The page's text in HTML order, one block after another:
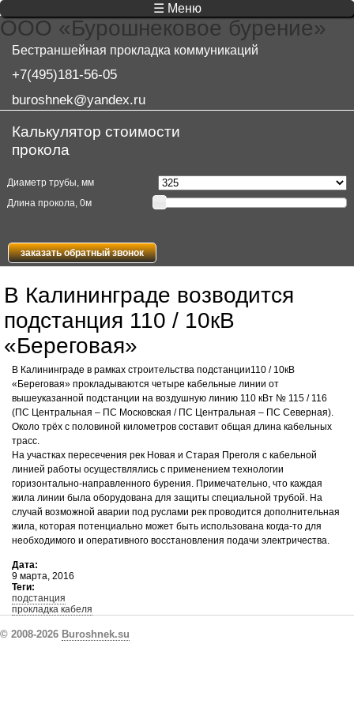
ООО «Бурошнековое бурение»
Бестраншейная прокладка коммуникаций
+7(495)181-56-05
buroshnek@yandex.ru
☰ Меню
Калькулятор стоимости
прокола
Диаметр трубы, мм
Длина прокола, 0м
заказать обратный звонок
В Калининграде возводится
подстанция 110 / 10кВ
«Береговая»
В Калининграде в рамках строительства подстанции110 / 10кВ
«Береговая» прокладываются четыре кабельные линии от
вышеуказанной подстанции на воздушную линию 110 кВт № 115 / 116
(ПС Центральная – ПС Московская / ПС Центральная – ПС Северная).
Около трёх с половиной километров составит общая длина кабельных
трасс.
На участках пересечения рек Новая и Старая Преголя с кабельной
линией работы осуществлялись с применением технологии
горизонтально-направленного бурения. Примечательно, что каждая
жила линии была оборудована для защиты специальной трубой. На
случай возможной аварии под руслами рек проводится дополнительная
жила, которая потенциально может быть использована когда-то для
необходимого и оперативного восстановления подачи электричества.
Дата:
9 марта, 2016
Теги:
подстанция
прокладка кабеля
© 2008-2026 Buroshnek.su